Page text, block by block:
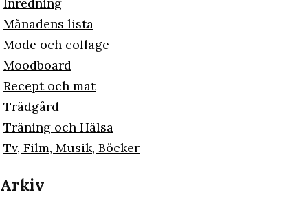
Månadens lista
Mode och collage
Moodboard
Recept och mat
Trädgård
Träning och Hälsa
Tv, Film, Musik, Böcker
Arkiv